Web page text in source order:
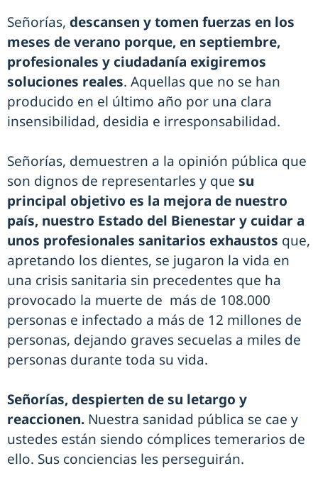
Señorías, descansen y tomen fuerzas en los
meses de verano porque, en septiembre,
profesionales y ciudadanía exigiremos
soluciones reales. Aquellas que no se han
producido en el último año por una clara
insensibilidad, desidia e irresponsabilidad.
Señorías, demuestren a la opinión pública que
son dignos de representarles y que su
principal objetivo es la mejora de nuestro
país, nuestro Estado del Bienestar y cuidar a
unos profesionales sanitarios exhaustos que,
apretando los dientes, se jugaron la vida en
una crisis sanitaria sin precedentes que ha
provocado la muerte de más de 108.000
personas e infectado a más de 12 millones de
personas, dejando graves secuelas a miles de
personas durante toda su vida.
Señorías, despierten de su letargo y
reaccionen. Nuestra sanidad pública se cae y
ustedes están siendo cómplices temerarios de
ello. Sus conciencias les perseguirán.